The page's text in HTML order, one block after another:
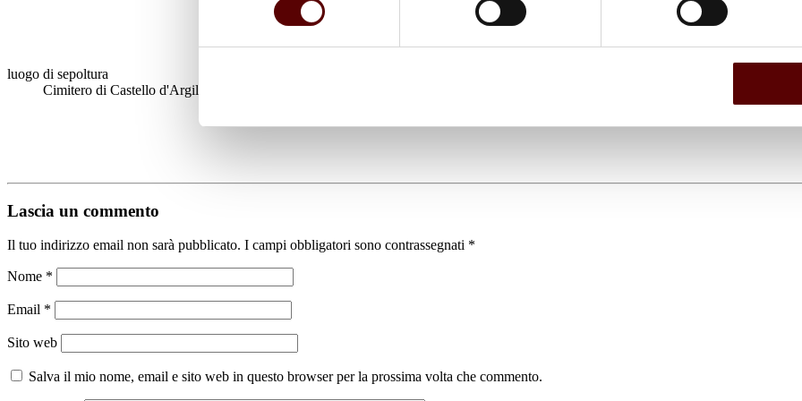
luogo di sepoltura
Cimitero di Castello d'Argile
Lascia un commento
Il tuo indirizzo email non sarà pubblicato. I campi obbligatori sono contrassegnati *
Nome *
Email *
Sito web
Salva il mio nome, email e sito web in questo browser per la prossima volta che commento.